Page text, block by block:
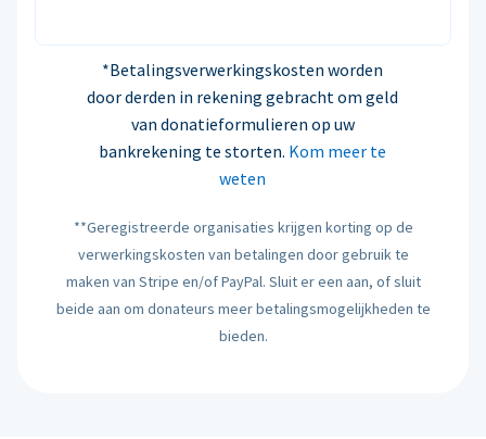
*Betalingsverwerkingskosten worden
door derden in rekening gebracht om geld
van donatieformulieren op uw
bankrekening te storten. Kom meer te
weten
**Geregistreerde organisaties krijgen korting op de
verwerkingskosten van betalingen door gebruik te
maken van Stripe en/of PayPal. Sluit er een aan, of sluit
beide aan om donateurs meer betalingsmogelijkheden te
bieden.